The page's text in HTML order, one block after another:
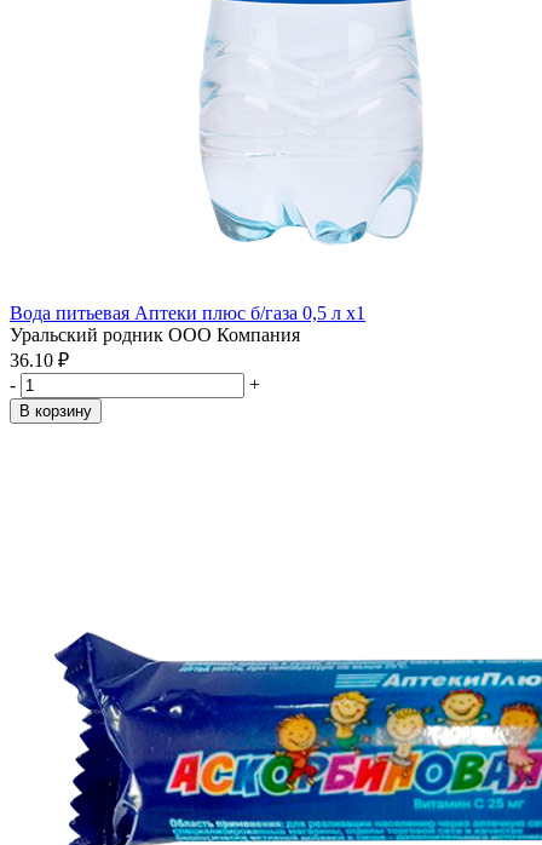
Вода питьевая Аптеки плюс б/газа 0,5 л x1
Уральский родник ООО Компания
36.10 ₽
-
+
В корзину